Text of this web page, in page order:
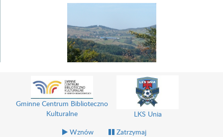
Gminne Centrum Biblioteczno
Kulturalne
LKS Unia
Wznów
Zatrzymaj